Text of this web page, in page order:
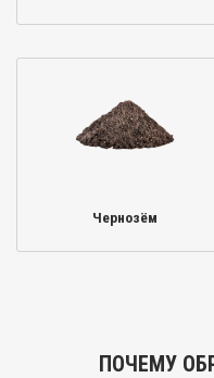
Чернозём
ПОЧЕМУ